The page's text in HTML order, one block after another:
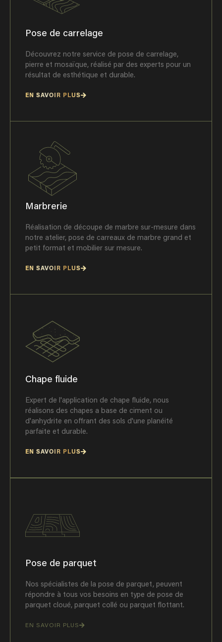
Pose de carrelage
Découvrez notre service de pose de carrelage,
pierre et mosaïque, réalisé par des experts pour un
résultat de esthétique et durable.
EN SAVOIR PLUS
Marbrerie
Réalisation de découpe de marbre sur-mesure dans
notre atelier, pose de carreaux de marbre grand et
petit format et mobilier sur mesure.
EN SAVOIR PLUS
Chape fluide
Expert de l'application de chape fluide, nous
réalisons des chapes a base de ciment ou
d'anhydrite en offrant des sols d'une planéité
parfaite et durable.
EN SAVOIR PLUS
Pose de parquet
Nos spécialistes de la pose de parquet, peuvent
répondre à tous vos besoins en type de pose de
parquet cloué, parquet collé ou parquet flottant.
EN SAVOIR PLUS